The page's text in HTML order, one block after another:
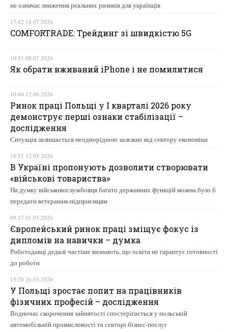
не означає зниження реальних ризиків для українців
17:42 14.07.2026
COMFORTRADE: Трейдинг зі швидкістю 5G
10:51 08.07.2026
Як обрати вживаний iPhone і не помилитися
10:40 12.06.2026
Ринок праці Польщі у І кварталі 2026 року
демонструє перші ознаки стабілізації –
дослідження
Ситуація залишається неоднорідною залежно від сектору економіки
18:51 12.05.2026
В Україні пропонують дозволити створювати
«військові товариства»
На думку військовослужбовця багато державних функцій можна було б
передати ветеранам-підприємцям
09:17 01.05.2026
Європейський ринок праці зміщує фокус із
дипломів на навички – думка
Роботодавці дедалі частіше визнають, що освіта не гарантує готовності
до роботи
15:28 26.03.2026
У Польщі зростає попит на працівників
фізичних професій – дослідження
Водночас скорочення зайнятості спостерігається у польській
автомобільній промисловості та секторі бізнес-послуг